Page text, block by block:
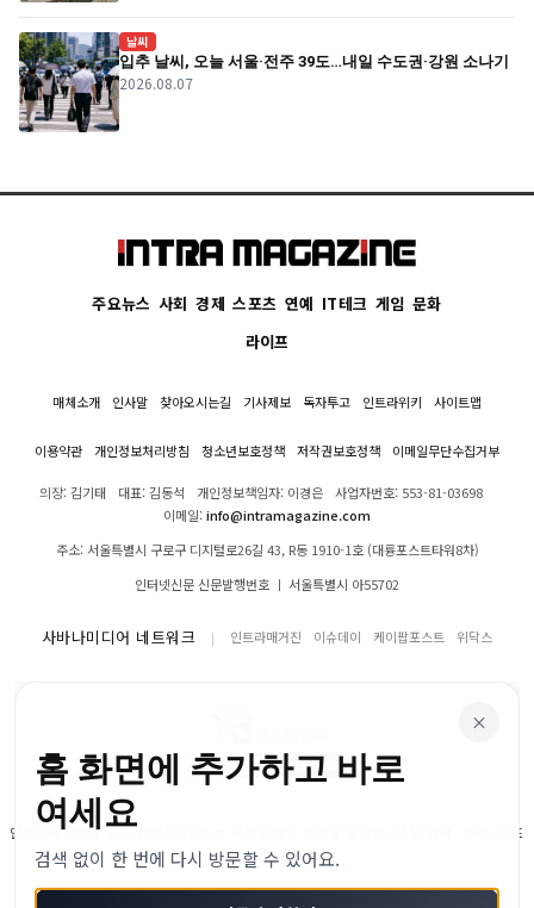
날씨
입추 날씨, 오늘 서울·전주 39도…내일 수도권·강원 소나기
2026.08.07
주요뉴스 사회 경제 스포츠 연예 IT테크 게임 문화
라이프
매체소개 인사말 찾아오시는길 기사제보 독자투고 인트라위키 사이트맵
이용약관 개인정보처리방침 청소년보호정책 저작권보호정책 이메일무단수집거부
의장: 김기태 대표: 김동석 개인정보책임자: 이경은
사업자번호: 553-81-03698
이메일:info@intramagazine.com
주소: 서울특별시 구로구 디지털로26길 43, R동 1910-1호 (대륭포스트타워8차)
인터넷신문 신문발행번호 ㅣ 서울특별시 아55702
사바나미디어 네트워크 인트라매거진 이슈데이 케이팝포스트 위닥스
인트라매거진의 모든 콘텐츠(기사)는 저작권법의 보호를 받으며, 무단 전재, 복사, 배포
등을 금합니다.
© 2024–2026 인트라매거진. All Rights Reserved
×
홈 화면에 추가하고 바로
여세요
검색 없이 한 번에 다시 방문할 수 있어요.